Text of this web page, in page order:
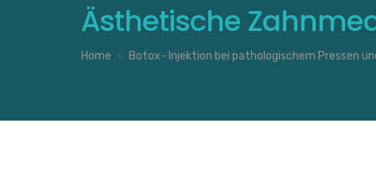
Ästhetische
Home Botox- Injektion bei pathologischem Pressen